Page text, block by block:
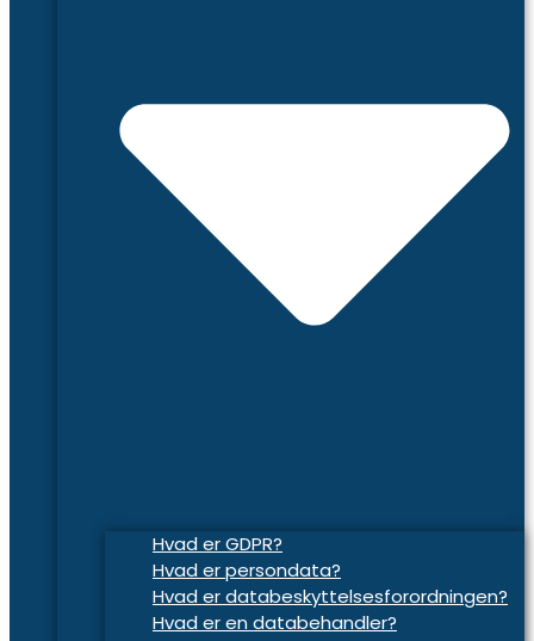
Hvad er GDPR?
Hvad er persondata?
Hvad er databeskyttelsesforordningen?
Hvad er en databehandler?